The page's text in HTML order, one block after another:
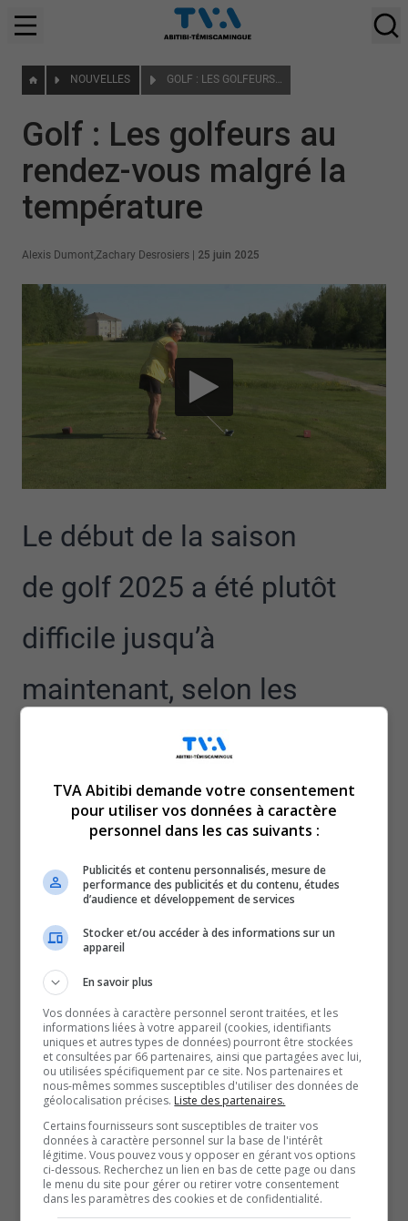
NOUVELLES GOLF : LES GOLFEURS AU RENDEZ-VOUS MALGRÉ LA TEMPÉRATURE
Golf : Les golfeurs au
rendez-vous malgré la
température
Alexis Dumont,Zachary Desrosiers 25 juin 2025
Le début de la saison
de golf 2025 a été plutôt
difficile jusqu’à
maintenant, selon les
différents clubs de golf de
la région.
Au Club municipal Dallaire de Rouyn-Noranda, les
mois de mai.
Selon le président du Club, Pascal Gagnon, le tout
semble se remettre sur pied depuis quelques semaines.
Malgré les températures, le club de Golf Malartic et
le Club sport Belvédère de Val-d’Or ont chacun ressenti
une augmentation de membres dans différentes
catégories d’âge pour l’été 2025, expliquent leur
président respectif, Alexy Vezeau et Adam Haramis.
L’application Chronogolf est un atout supplémentaire,
cette année, et vient rendre un fier service aux utilisateurs
qui souhaitent obtenir un départ.
C’est donc un départ en force pour les amateurs de golf.
Chaque année, c’est plus de 30 000 rondes qui sont
jouées ici, au Club sport Belvédère de Val-d’Or.
TVA Abitibi demande votre consentement
pour utiliser vos données à caractère
personnel dans les cas suivants :
Publicités et contenu personnalisés, mesure de
performance des publicités et du contenu, études
d’audience et développement de services
Stocker et/ou accéder à des informations sur un
appareil
En savoir plus
Vos données à caractère personnel seront traitées, et les
informations liées à votre appareil (cookies, identifiants
uniques et autres types de données) pourront être stockées
et consultées par 66 partenaires, ainsi que partagées avec lui,
ou utilisées spécifiquement par ce site. Nos partenaires et
nous-mêmes sommes susceptibles d'utiliser des données de
géolocalisation précises. Liste des partenaires.
Certains fournisseurs sont susceptibles de traiter vos
données à caractère personnel sur la base de l'intérêt
légitime. Vous pouvez vous y opposer en gérant vos options
ci-dessous. Recherchez un lien en bas de cette page ou dans
le menu du site pour gérer ou retirer votre consentement
dans les paramètres des cookies et de confidentialité.